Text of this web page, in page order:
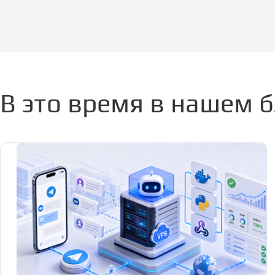
В это время в нашем